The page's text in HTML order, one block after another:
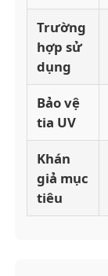
Trường
hợp sử
dụng
Bảo vệ
tia UV
Khán
giả mục
tiêu